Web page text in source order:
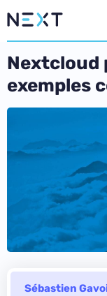
Nextcloud
exemples
Sébastien